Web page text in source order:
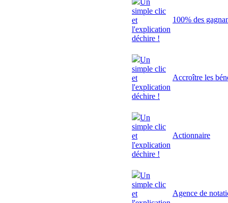
simple clic
et
l'explication
déchire !
100% des
Un
simple clic
et
l'explication
déchire !
Accroître les
Un
simple clic
et
l'explication
déchire !
Actionnaire
Un
simple clic
et
Agence de